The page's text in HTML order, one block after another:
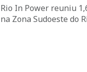
Rio In Power reuniu
na Zona Sudoeste do